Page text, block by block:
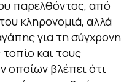
παρελθόντος, από
κληρονομιά, αλλά
για τη σύγχρονη
και τους
βλέπει ότι